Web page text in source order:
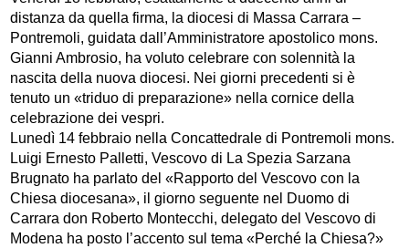
distanza da quella firma, la diocesi di Massa Carrara –
Pontremoli, guidata dall’Amministratore apostolico mons.
Gianni Ambrosio, ha voluto celebrare con solennità la
nascita della nuova diocesi. Nei giorni precedenti si è
tenuto un «triduo di preparazione» nella cornice della
celebrazione dei vespri.
Lunedì 14 febbraio nella Concattedrale di Pontremoli mons.
Luigi Ernesto Palletti, Vescovo di La Spezia Sarzana
Brugnato ha parlato del «Rapporto del Vescovo con la
Chiesa diocesana», il giorno seguente nel Duomo di
Carrara don Roberto Montecchi, delegato del Vescovo di
Modena ha posto l’accento sul tema «Perché la Chiesa?»